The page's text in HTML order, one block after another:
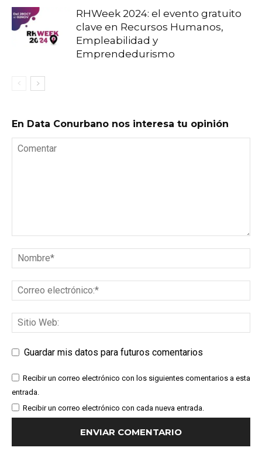
RHWeek 2024: el evento gratuito
clave en Recursos Humanos,
Empleabilidad y
Emprendedurismo
En Data Conurbano nos interesa tu opinión
Guardar mis datos para futuros comentarios
Recibir un correo electrónico con los siguientes comentarios a esta
entrada.
Recibir un correo electrónico con cada nueva entrada.